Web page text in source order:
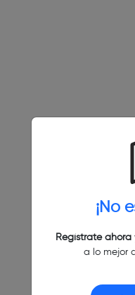
¡No
Regístrate ahora
a lo mejor